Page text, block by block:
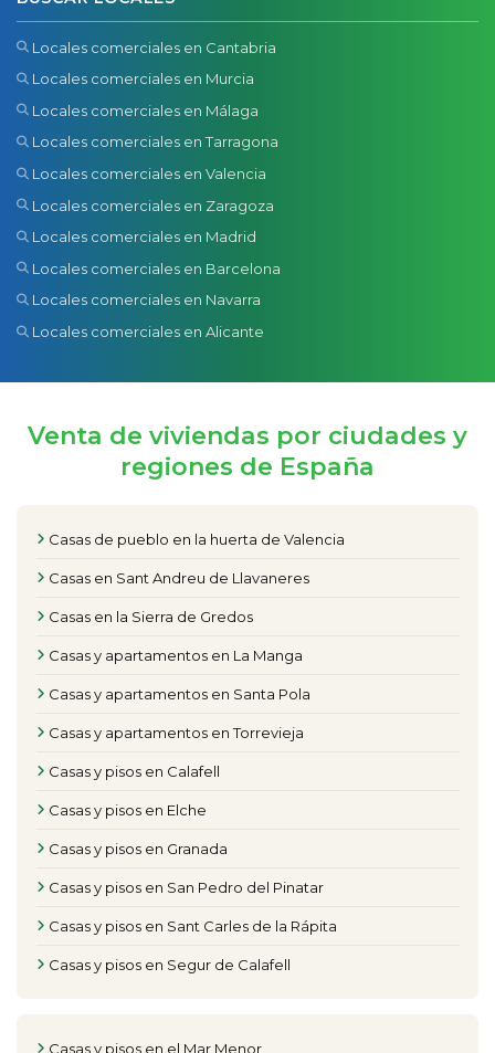
Locales comerciales en Cantabria
Locales comerciales en Murcia
Locales comerciales en Málaga
Locales comerciales en Tarragona
Locales comerciales en Valencia
Locales comerciales en Zaragoza
Locales comerciales en Madrid
Locales comerciales en Barcelona
Locales comerciales en Navarra
Locales comerciales en Alicante
Venta de viviendas por ciudades y
regiones de España
Casas de pueblo en la huerta de Valencia
Casas en Sant Andreu de Llavaneres
Casas en la Sierra de Gredos
Casas y apartamentos en La Manga
Casas y apartamentos en Santa Pola
Casas y apartamentos en Torrevieja
Casas y pisos en Calafell
Casas y pisos en Elche
Casas y pisos en Granada
Casas y pisos en San Pedro del Pinatar
Casas y pisos en Sant Carles de la Rápita
Casas y pisos en Segur de Calafell
Casas y pisos en el Mar Menor